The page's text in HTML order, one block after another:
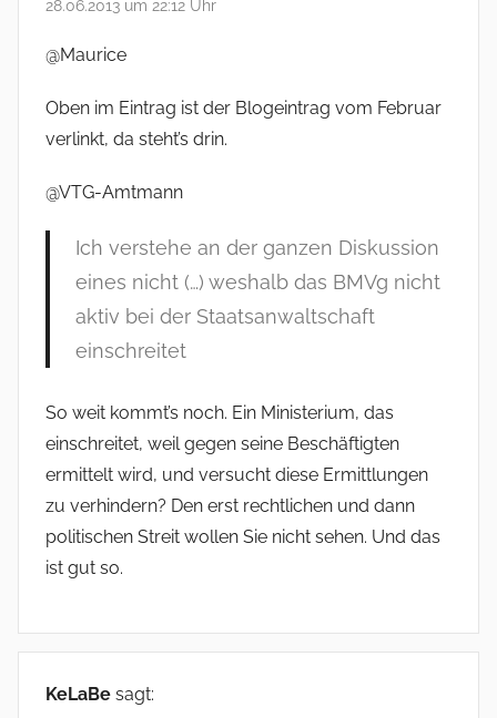
e
n
t
a
r
g
a
t
n
28.06.2013 um 22:12 Uhr
@Maurice
Oben im Eintrag ist der Blogeintrag vom Februar
verlinkt, da steht’s drin.
@VTG-Amtmann
Ich verstehe an der ganzen Diskussion
eines nicht (…) weshalb das BMVg nicht
aktiv bei der Staatsanwaltschaft
einschreitet
So weit kommt’s noch. Ein Ministerium, das
einschreitet, weil gegen seine Beschäftigten
ermittelt wird, und versucht diese Ermittlungen
zu verhindern? Den erst rechtlichen und dann
politischen Streit wollen Sie nicht sehen. Und das
ist gut so.
KeLaBe sagt: